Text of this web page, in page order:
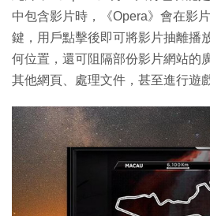
中包含影片時，《Opera》會在影
鍵，用戶點擊後即可將影片抽離播
何位置，還可阻隔部份影片網站的
其他網頁、處理文件，甚至進行遊